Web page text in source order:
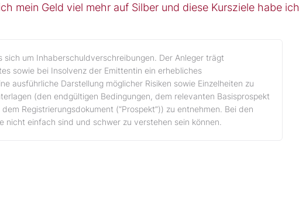
mein Geld viel mehr auf Silber und diese Kursziele habe ich
um Inhaberschuldverschreibungen. Der Anleger trägt
sowie bei Insolvenz der Emittentin ein erhebliches
ausführliche Darstellung möglicher Risiken sowie Einzelheiten zu
(den endgültigen Bedingungen, dem relevanten Basisprospekt
Registrierungsdokument (“Prospekt”)) zu entnehmen. Bei den
einfach sind und schwer zu verstehen sein können.